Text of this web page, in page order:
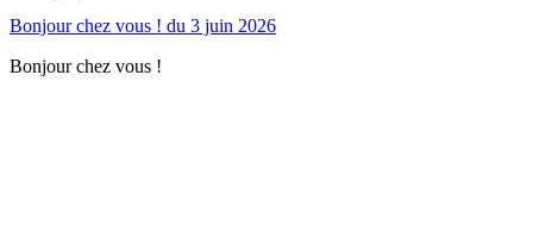
Bonjour chez vous ! du 3 juin 2026
Bonjour chez vous !